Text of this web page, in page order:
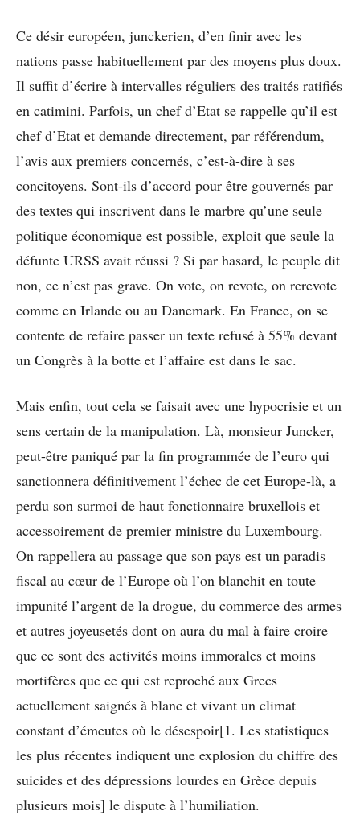
Ce désir européen, junckerien, d’en finir avec les
nations passe habituellement par des moyens plus doux.
Il suffit d’écrire à intervalles réguliers des traités ratifiés
en catimini. Parfois, un chef d’Etat se rappelle qu’il est
chef d’Etat et demande directement, par référendum,
l’avis aux premiers concernés, c’est-à-dire à ses
concitoyens. Sont-ils d’accord pour être gouvernés par
des textes qui inscrivent dans le marbre qu’une seule
politique économique est possible, exploit que seule la
défunte URSS avait réussi ? Si par hasard, le peuple dit
non, ce n’est pas grave. On vote, on revote, on rerevote
comme en Irlande ou au Danemark. En France, on se
contente de refaire passer un texte refusé à 55% devant
un Congrès à la botte et l’affaire est dans le sac.
Mais enfin, tout cela se faisait avec une hypocrisie et un
sens certain de la manipulation. Là, monsieur Juncker,
peut-être paniqué par la fin programmée de l’euro qui
sanctionnera définitivement l’échec de cet Europe-là, a
perdu son surmoi de haut fonctionnaire bruxellois et
accessoirement de premier ministre du Luxembourg.
On rappellera au passage que son pays est un paradis
fiscal au cœur de l’Europe où l’on blanchit en toute
impunité l’argent de la drogue, du commerce des armes
et autres joyeusetés dont on aura du mal à faire croire
que ce sont des activités moins immorales et moins
mortifères que ce qui est reproché aux Grecs
actuellement saignés à blanc et vivant un climat
constant d’émeutes où le désespoir[1. Les statistiques
les plus récentes indiquent une explosion du chiffre des
suicides et des dépressions lourdes en Grèce depuis
plusieurs mois] le dispute à l’humiliation.